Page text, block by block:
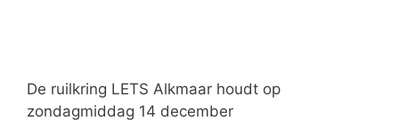
De ruilkring LETS Alkmaar houdt op
zondagmiddag 14 december